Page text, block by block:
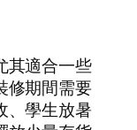
其適合一些
修期間需要
、學生放暑